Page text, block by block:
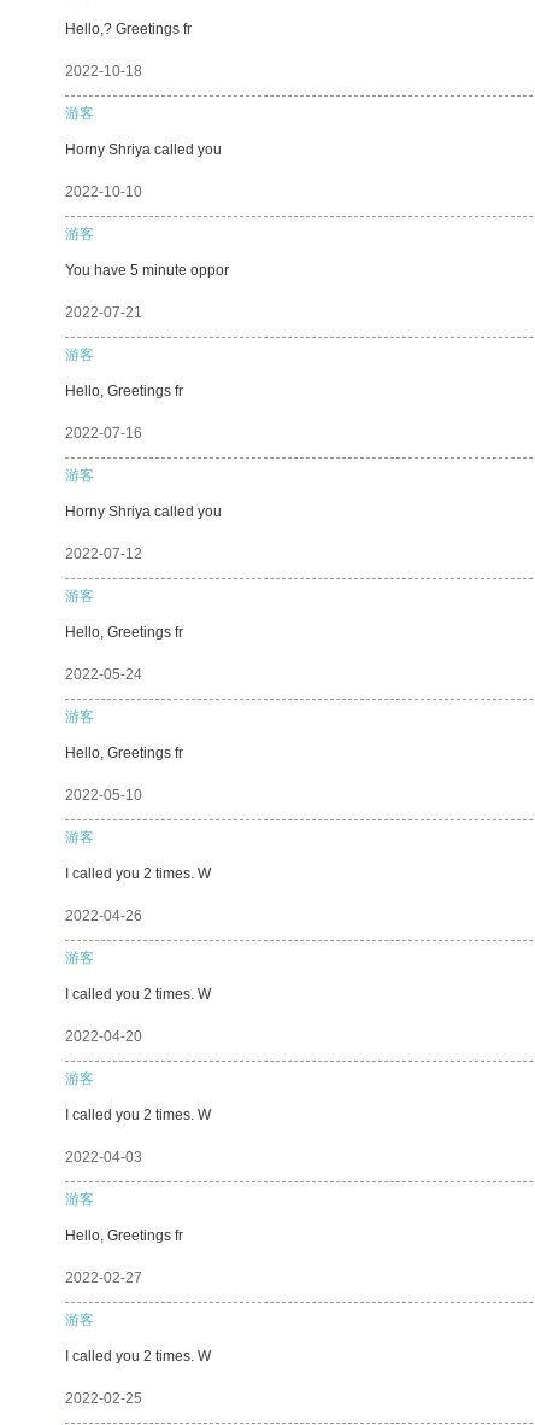
Hello,? Greetings fr
2022-10-18
游客
Horny Shriya called you
2022-10-10
游客
You have 5 minute oppor
2022-07-21
游客
Hello, Greetings fr
2022-07-16
游客
Horny Shriya called you
2022-07-12
游客
Hello, Greetings fr
2022-05-24
游客
Hello, Greetings fr
2022-05-10
游客
I called you 2 times. W
2022-04-26
游客
I called you 2 times. W
2022-04-20
游客
I called you 2 times. W
2022-04-03
游客
Hello, Greetings fr
2022-02-27
游客
I called you 2 times. W
2022-02-25